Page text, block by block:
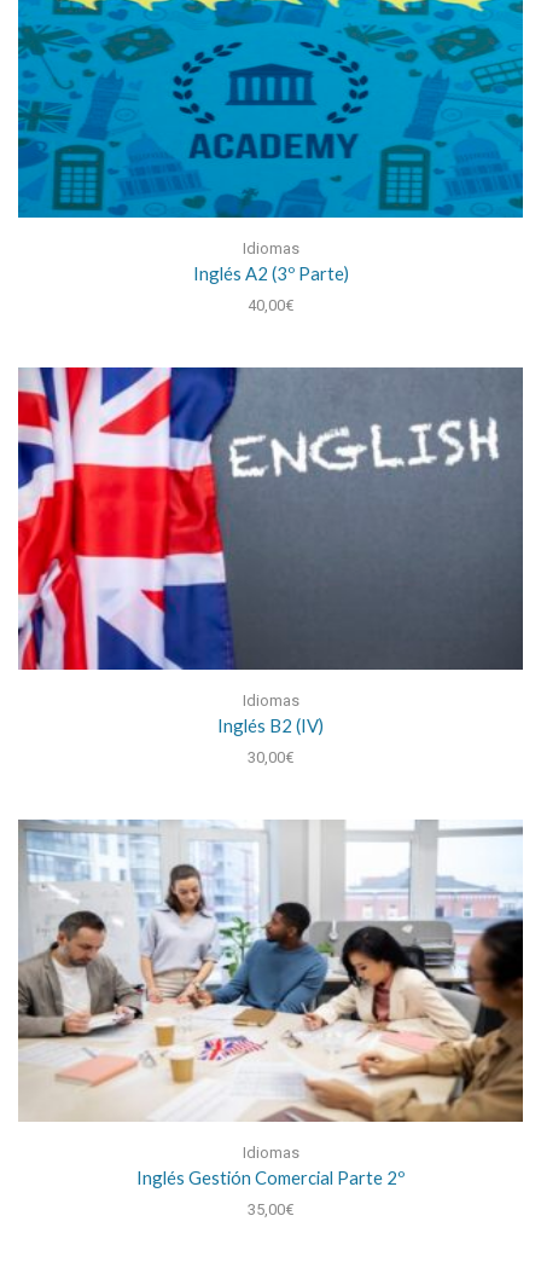
Idiomas
Inglés A2 (3º Parte)
40,00€
Idiomas
Inglés B2 (IV)
30,00€
Idiomas
Inglés Gestión Comercial Parte 2º
35,00€